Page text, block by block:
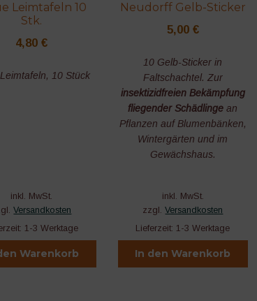
Leimtafeln 10
Stk.
4,80 €
10 Stück
inkl. MwSt.
Versandkosten
1-3 Werktage
Warenkorb
Neudorff Gelb-Sticker
5,00 €
10 Gelb-Sticker in
Faltschachtel. Zur
insektizidfreien Bekämpfung
fliegender Schädlinge an
Pflanzen auf Blumenbänken,
Wintergärten und im
Gewächshaus.
inkl. MwSt.
zzgl.Versandkosten
Lieferzeit: 1-3 Werktage
In den Warenkorb